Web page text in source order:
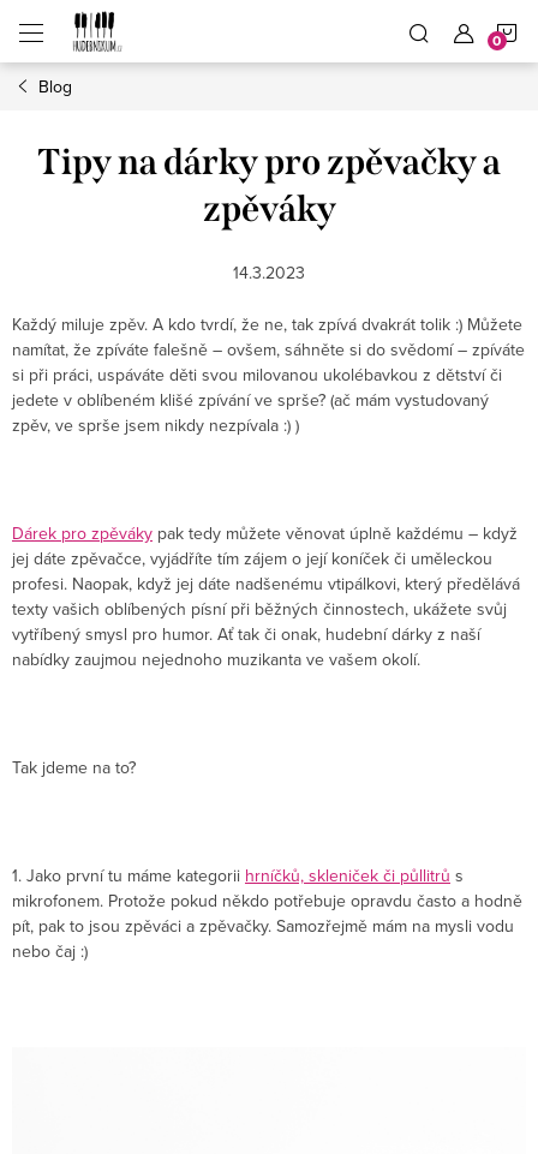
obsah
Blog
Tipy na dárky pro zpěvačky a
zpěváky
14.3.2023
Každý miluje zpěv. A kdo tvrdí, že ne, tak zpívá dvakrát tolik :) Můžete
namítat, že zpíváte falešně – ovšem, sáhněte si do svědomí – zpíváte
si při práci, uspáváte děti svou milovanou ukolébavkou z dětství či
jedete v oblíbeném klišé zpívání ve sprše? (ač mám vystudovaný
zpěv, ve sprše jsem nikdy nezpívala :) )
Dárek pro zpěváky pak tedy můžete věnovat úplně každému – když
jej dáte zpěvačce, vyjádříte tím zájem o její koníček či uměleckou
profesi. Naopak, když jej dáte nadšenému vtipálkovi, který předělává
texty vašich oblíbených písní při běžných činnostech, ukážete svůj
vytříbený smysl pro humor. Ať tak či onak, hudební dárky z naší
nabídky zaujmou nejednoho muzikanta ve vašem okolí.
Tak jdeme na to?
1. Jako první tu máme kategorii hrníčků, skleniček či půllitrů s
mikrofonem. Protože pokud někdo potřebuje opravdu často a hodně
pít, pak to jsou zpěváci a zpěvačky. Samozřejmě mám na mysli vodu
nebo čaj :)